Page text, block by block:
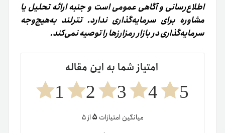
اطلاع‌رسانی و آگاهی عمومی است و جنبه ارائه تحلیل یا
مشاوره برای سرمایه‌گذاری ندارد. تترلند به‌هیچ‌وجه
سرمایه‌گذاری در بازار رمزارزها را توصیه‌ نمی‌کند.
امتیاز شما به این مقاله
5
4
3
2
1
میانگین امتیازات ۵از ۵